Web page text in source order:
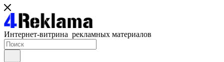
Интернет-витрина рекламных материалов